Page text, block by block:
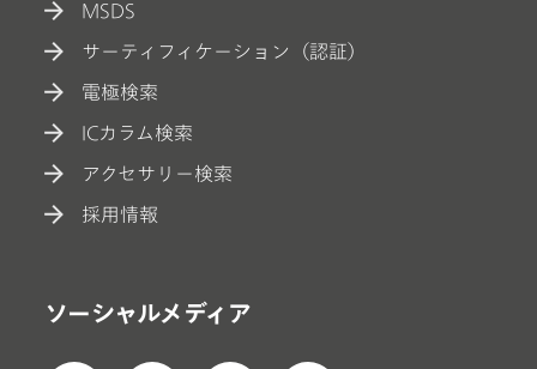
MSDS
サーティフィケーション（認証）
電極検索
ICカラム検索
アクセサリー検索
採用情報
ソーシャルメディア